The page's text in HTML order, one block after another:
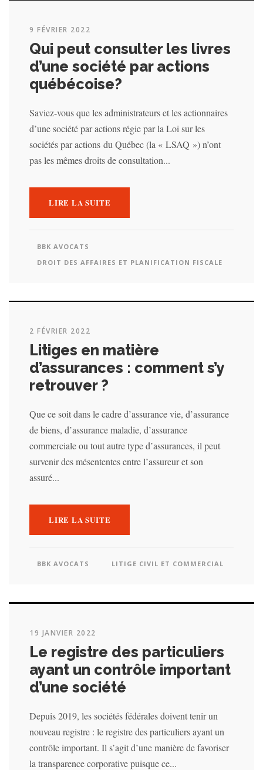
9 FÉVRIER 2022
Qui peut consulter les livres
d’une société par actions
québécoise?
Saviez-vous que les administrateurs et les actionnaires
d’une société par actions régie par la Loi sur les
sociétés par actions du Québec (la « LSAQ ») n’ont
pas les mêmes droits de consultation...
LIRE LA SUITE
BBK AVOCATS
DROIT DES AFFAIRES ET PLANIFICATION FISCALE
2 FÉVRIER 2022
Litiges en matière
d’assurances : comment s’y
retrouver ?
Que ce soit dans le cadre d’assurance vie, d’assurance
de biens, d’assurance maladie, d’assurance
commerciale ou tout autre type d’assurances, il peut
survenir des mésententes entre l’assureur et son
assuré...
LIRE LA SUITE
BBK AVOCATS LITIGE CIVIL ET COMMERCIAL
19 JANVIER 2022
Le registre des particuliers
ayant un contrôle important
d’une société
Depuis 2019, les sociétés fédérales doivent tenir un
nouveau registre : le registre des particuliers ayant un
contrôle important. Il s’agit d’une manière de favoriser
la transparence corporative puisque ce...